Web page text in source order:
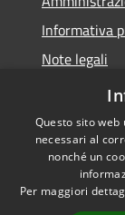
Informativa
Note legali
Accessibilità
Questo sito
necessari al
nonché un
Per maggiori